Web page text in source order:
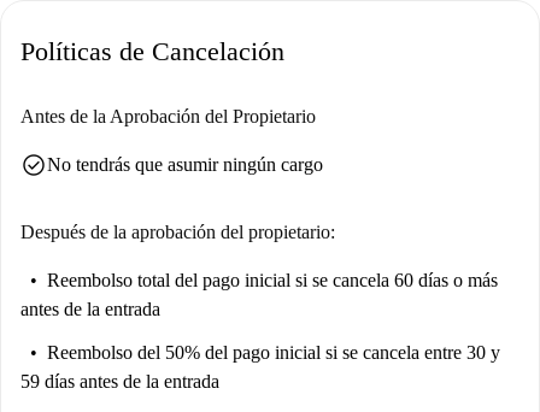
Políticas de Cancelación
Antes de la Aprobación del Propietario
check_circleNo tendrás que asumir ningún cargo
Después de la aprobación del propietario:
Reembolso total del pago inicial si se cancela 60 días o más
antes de la entrada
Reembolso del 50% del pago inicial si se cancela entre 30 y
59 días antes de la entrada